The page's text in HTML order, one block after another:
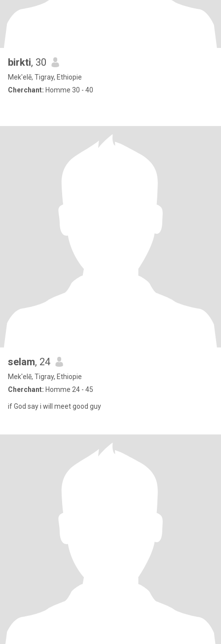
birkti, 30
Mek'elē, Tigray, Ethiopie
Cherchant: Homme 30 - 40
selam, 24
Mek'elē, Tigray, Ethiopie
Cherchant: Homme 24 - 45
if God say i will meet good guy